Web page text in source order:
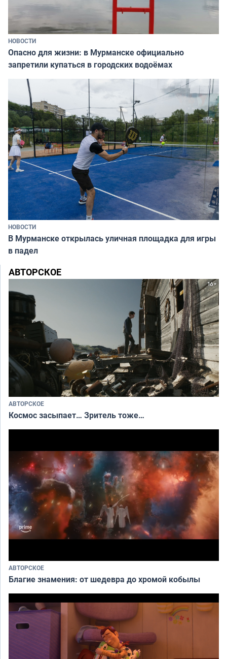
НОВОСТИ
Опасно для жизни: в Мурманске официально
запретили купаться в городских водоёмах
НОВОСТИ
В Мурманске открылась уличная площадка для игры
в падел
АВТОРСКОЕ
АВТОРСКОЕ
Космос засыпает… Зритель тоже…
АВТОРСКОЕ
Благие знамения: от шедевра до хромой кобылы